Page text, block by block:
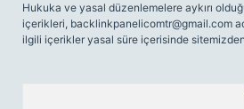
Hukuka ve yasal düzenlemelere aykırı
içerikleri, backlinkpanelicomtr@gmail.com
ilgili içerikler yasal süre içerisinde sitemizden